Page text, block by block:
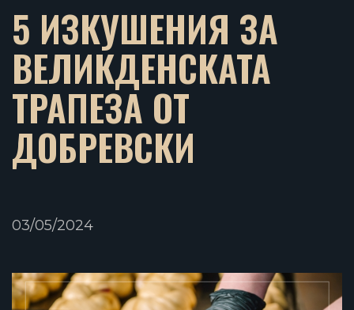
5 ИЗКУШЕНИЯ ЗА
ВЕЛИКДЕНСКАТА
ТРАПЕЗА ОТ
ДОБРЕВСКИ
03/05/2024